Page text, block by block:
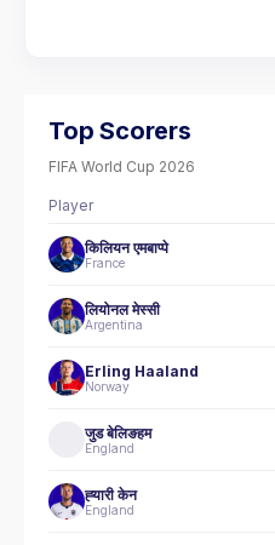
Top Scorers
FIFA World Cup 2026
Player
किलियन एमबाप्पे
France
लियोनल मेस्सी
Argentina
Erling Haaland
Norway
जुड बेलिङहम
England
ह्‍यारी केन
England